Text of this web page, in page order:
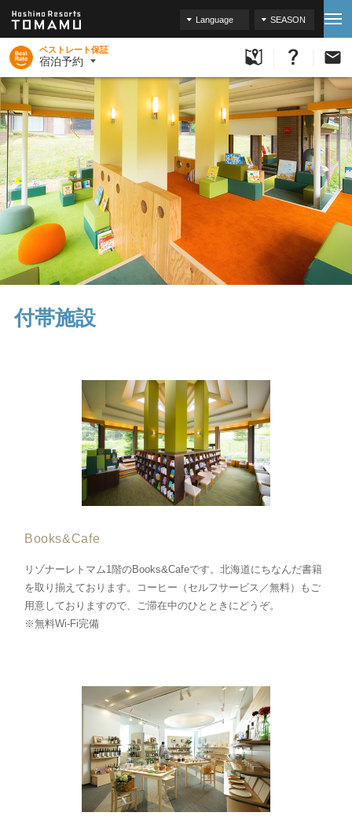
Language SEASON
ベストレート保証
宿泊予約
付帯施設
Books&Cafe
リゾナーレトマム1階のBooks&Cafeです。北海道にちなんだ書籍
を取り揃えております。コーヒー（セルフサービス／無料）もご
用意しておりますので、ご滞在中のひとときにどうぞ。
※無料Wi-Fi完備